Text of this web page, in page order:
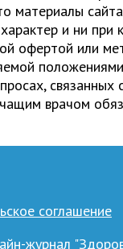
материалы
и ни при
офертой или
связанных
врачом
соглашение
журнал